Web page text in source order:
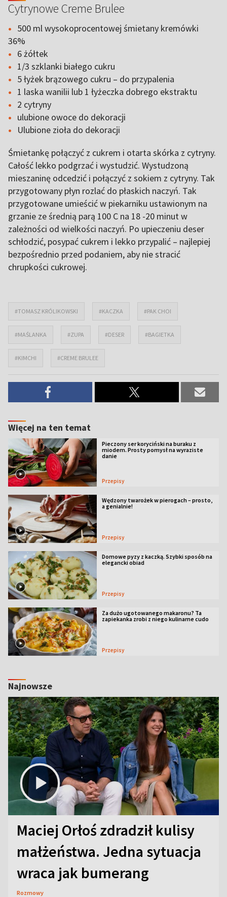
Cytrynowe Creme Brulee
500 ml wysokoprocentowej śmietany kremówki
36%
6 żółtek
1/3 szklanki białego cukru
5 łyżek brązowego cukru – do przypalenia
1 laska wanilii lub 1 łyżeczka dobrego ekstraktu
2 cytryny
ulubione owoce do dekoracji
Ulubione zioła do dekoracji
Śmietankę połączyć z cukrem i otarta skórka z cytryny.
Całość lekko podgrzać i wystudzić. Wystudzoną
mieszaninę odcedzić i połączyć z sokiem z cytryny. Tak
przygotowany płyn rozlać do płaskich naczyń. Tak
przygotowane umieścić w piekarniku ustawionym na
grzanie ze średnią parą 100 C na 18 -20 minut w
zależności od wielkości naczyń. Po upieczeniu deser
schłodzić, posypać cukrem i lekko przypalić – najlepiej
bezpośrednio przed podaniem, aby nie stracić
chrupkości cukrowej.
#TOMASZ KRÓLIKOWSKI #KACZKA #PAK CHOI
#MAŚLANKA #ZUPA #DESER #BAGIETKA
#KIMCHI #CREME BRULEE
Więcej na ten temat
Pieczony ser koryciński na buraku z
miodem. Prosty pomysł na wyraziste
danie
Przepisy
Wędzony twarożek w pierogach – prosto,
a genialnie!
Przepisy
Domowe pyzy z kaczką. Szybki sposób na
elegancki obiad
Przepisy
Za dużo ugotowanego makaronu? Ta
zapiekanka zrobi z niego kulinarne cudo
Przepisy
Najnowsze
Maciej Orłoś zdradził kulisy
małżeństwa. Jedna sytuacja
wraca jak bumerang
Rozmowy